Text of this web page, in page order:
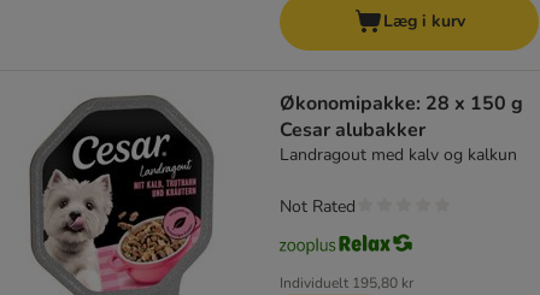
Læg i kurv
Økonomipakke: 28 x 150 g
Cesar alubakker
Landragout med kalv og kalkun
Individuelt 195,80 kr
Not Rated